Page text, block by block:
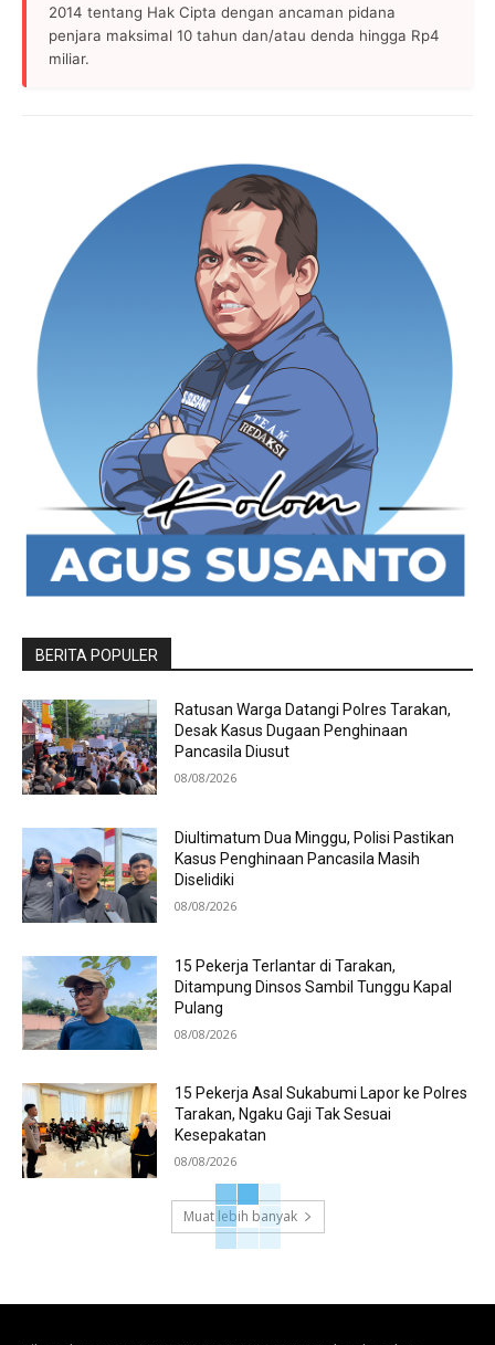
2014 tentang Hak Cipta dengan ancaman pidana
penjara maksimal 10 tahun dan/atau denda hingga Rp4
miliar.
BERITA POPULER
Ratusan Warga Datangi Polres Tarakan,
Desak Kasus Dugaan Penghinaan
Pancasila Diusut
08/08/2026
Diultimatum Dua Minggu, Polisi Pastikan
Kasus Penghinaan Pancasila Masih
Diselidiki
08/08/2026
15 Pekerja Terlantar di Tarakan,
Ditampung Dinsos Sambil Tunggu Kapal
Pulang
08/08/2026
15 Pekerja Asal Sukabumi Lapor ke Polres
Tarakan, Ngaku Gaji Tak Sesuai
Kesepakatan
08/08/2026
Muat lebih banyak